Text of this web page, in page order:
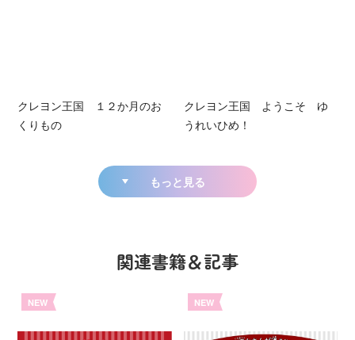
クレヨン王国 １２か月のお
くりもの
クレヨン王国 ようこそ ゆ
うれいひめ！
もっと見る
関連書籍＆記事
NEW NEW